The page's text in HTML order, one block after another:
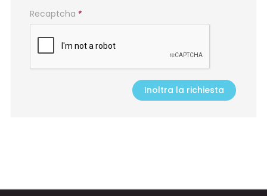
Recaptcha *
Inoltra la richiesta